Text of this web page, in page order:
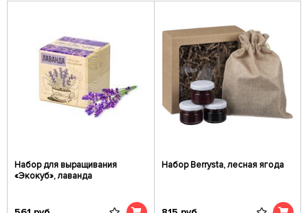
Набор для выращивания
«Экокуб», лаванда
Набор Berrysta, лесная ягода